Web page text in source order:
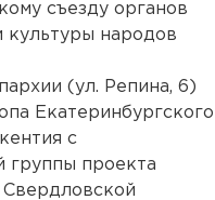
съезду органов
культуры народов
(ул. Репина, 6)
Екатеринбургского
с
группы проекта